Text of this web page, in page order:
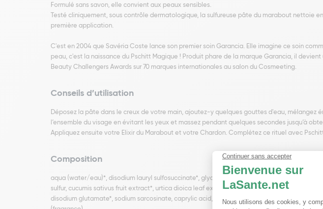
Formulé sans savon, elle convient aux peaux sensibles.
Testé cliniquement, sous contrôle dermatologique, la sulfureuse pâte du marabout nettoie
première application.
C'est en 2004 que Savéria Coste lance son premier soin Garancia. Elle imagine ce soin
peau, c'est la naissance du Pschitt Magique ! Produit phare de la marque Garancia, il
Beauty Challengers Awards sur 70 marques internationales au salon du Cosmeeting.
Conseils d’utilisation
Déposez la pâte dans le creux de votre main, ajoutez-y quelques gouttes d'eau, mélangez
l’ensemble du visage en évitant les yeux et massez pendant quelques secondes jusqu’à
Appliquez ensuite votre Elixir du Marabout et votre Chardon. Complétez ce rituel avec
Composition
aqua (water/eau)*, disodium lauryl sulfosuccinate*, glycerin*, citrus medica limonum fruit
sulfur, cucumis sativus fruit extract*, urtica dioica leaf extract*, helianthus annuus seed oil*,
disodium glutamate*, sodium sarcosinate, caprylic acid, lauric acid, coconut alcohol*,